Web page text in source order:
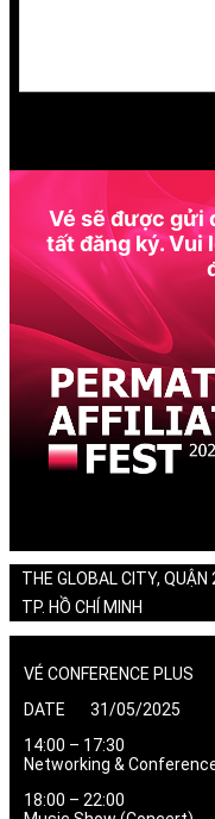
Vé sẽ được gửi
tất đăng ký. Vui
THE GLOBAL CITY,
TP. HỒ CHÍ MINH
VÉ CONFERENCE PLUS
DATE 31/05/2025
14:00 – 17:30
Networking &
18:00 – 22:00